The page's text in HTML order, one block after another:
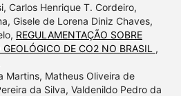
Carlos Henrique T. Cordeiro,
Gisele de Lorena Diniz Chaves,
REGULAMENTAÇÃO SOBRE
DE CO2 NO BRASIL ,
Martins, Matheus Oliveira de
da Silva, Valdenildo Pedro da